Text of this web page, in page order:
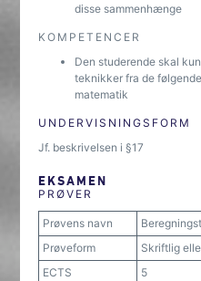
disse sammenhænge
KOMPETENCER
Den studerende skal
teknikker fra de
matematik
UNDERVISNINGSFORM
Jf. beskrivelsen i §17
EKSAMEN
PRØVER
Prøvens navn
Prøveform
Skriftlig
ECTS
5